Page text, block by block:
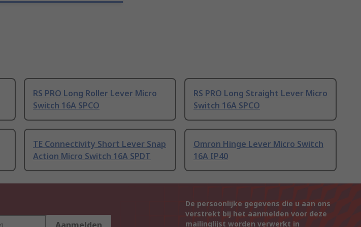
RS PRO Long Roller Lever Micro
Switch 16A SPCO
RS PRO Long Straight Lever Micro
Switch 16A SPCO
TE Connectivity Short Lever Snap
Action Micro Switch 16A SPDT
Omron Hinge Lever Micro Switch
16A IP40
De persoonlijke gegevens die u aan ons
verstrekt bij het aanmelden voor deze
mailinglijst worden verwerkt in